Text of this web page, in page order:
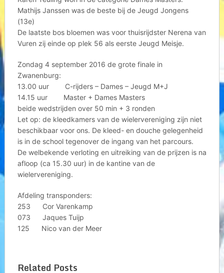
Mathijs Janssen was de beste bij de Jeugd Jongens
(13e)
De laatste bos bloemen was voor thuisrijdster Nerena van
Vuren zij einde op plek 56 als eerste Jeugd Meisje.
Zondag 4 september 2016 de grote finale in
Zwanenburg:
13.00 uur C-rijders – Dames – Jeugd M+J
14.15 uur Master + Dames Masters
beide wedstrijden over 50 min + 3 ronden
Let op: de kleedkamers van de wielervereniging zijn niet
beschikbaar voor ons. De kleed- en douche gelegenheid
is in de school tegenover de ingang van het parcours.
De welbekende verloting en uitreiking van de prijzen is na
afloop (ca 15.30 uur) in de kantine van de
wielervereniging.
Afdeling transponders:
253 Cor Varenkamp
073 Jaques Tuijp
125 Nico van der Meer
Related Posts